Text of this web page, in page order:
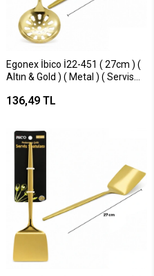
Egonex İbico İ22-451 ( 27cm ) (
Altın & Gold ) ( Metal ) ( Servis
136,49 TL